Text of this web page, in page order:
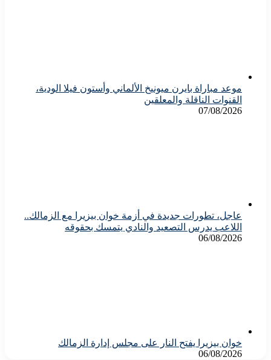
موعد مباراة بايرن ميونيخ الألماني وأستون فيلا الودية،
القنوات الناقلة والمعلقين
07/08/2026
عاجل، تطورات جديدة في أزمة خوان بيزيرا مع الزمالك..
اللاعب يدرس التصعيد والنادي يتمسك بحقوقه
06/08/2026
خوان بيزيرا يفتح النار على مجلس إدارة الزمالك
06/08/2026